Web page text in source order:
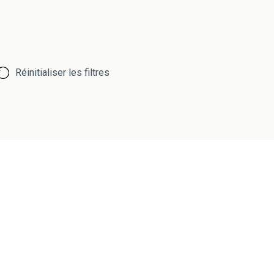
Réinitialiser les filtres